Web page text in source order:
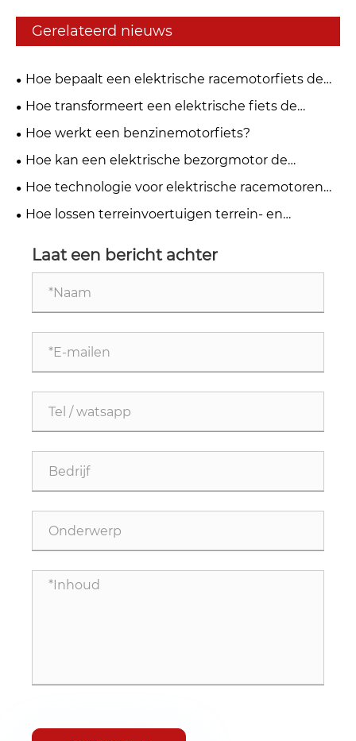
Gerelateerd nieuws
Hoe bepaalt een elektrische racemotorfiets de
toekomst van prestatiemobiliteit?
Hoe transformeert een elektrische fiets de
mondiale mobiliteitsindustrie?
Hoe werkt een benzinemotorfiets?
Hoe kan een elektrische bezorgmotor de
stedelijke logistiek transformeren?
Hoe technologie voor elektrische racemotoren
de prestaties bij hoge snelheden transformeert?
Hoe lossen terreinvoertuigen terrein- en
Laat een bericht achter